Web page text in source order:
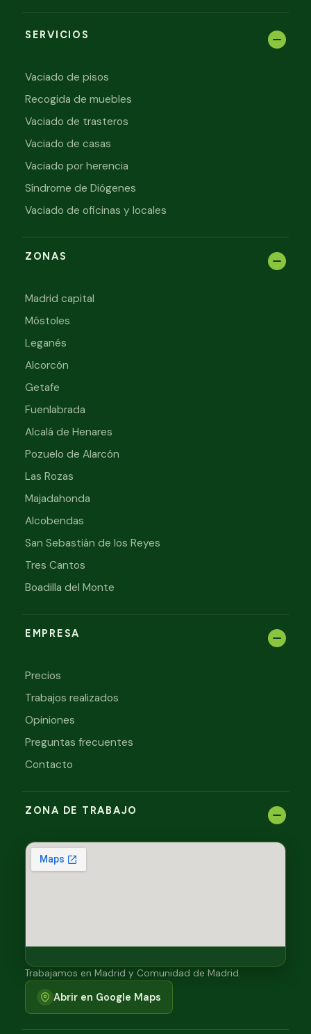
SERVICIOS
Vaciado de pisos
Recogida de muebles
Vaciado de trasteros
Vaciado de casas
Vaciado por herencia
Síndrome de Diógenes
Vaciado de oficinas y locales
ZONAS
Madrid capital
Móstoles
Leganés
Alcorcón
Getafe
Fuenlabrada
Alcalá de Henares
Pozuelo de Alarcón
Las Rozas
Majadahonda
Alcobendas
San Sebastián de los Reyes
Tres Cantos
Boadilla del Monte
EMPRESA
Precios
Trabajos realizados
Opiniones
Preguntas frecuentes
Contacto
ZONA DE TRABAJO
Trabajamos en Madrid y Comunidad de Madrid.
Abrir en Google Maps